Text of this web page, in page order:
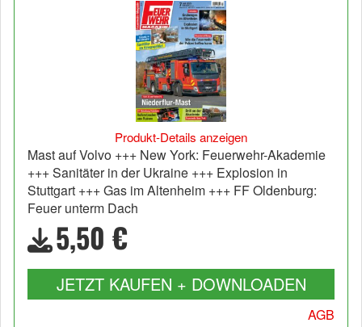
Produkt-Details anzeigen
Mast auf Volvo +++ New York: Feuerwehr-Akademie
+++ Sanitäter in der Ukraine +++ Explosion in
Stuttgart +++ Gas im Altenheim +++ FF Oldenburg:
Feuer unterm Dach
5,50 €
JETZT KAUFEN + DOWNLOADEN
AGB